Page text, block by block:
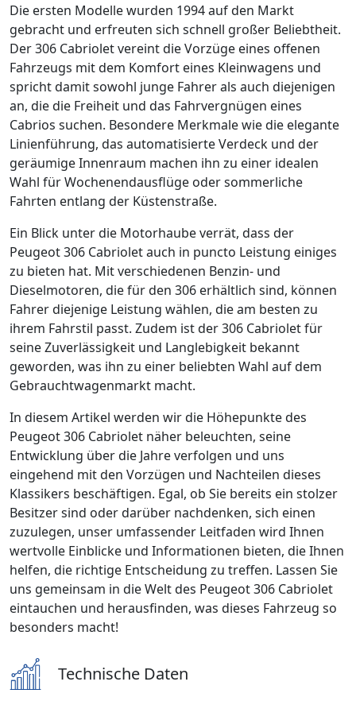
Die ersten Modelle wurden 1994 auf den Markt
gebracht und erfreuten sich schnell großer Beliebtheit.
Der 306 Cabriolet vereint die Vorzüge eines offenen
Fahrzeugs mit dem Komfort eines Kleinwagens und
spricht damit sowohl junge Fahrer als auch diejenigen
an, die die Freiheit und das Fahrvergnügen eines
Cabrios suchen. Besondere Merkmale wie die elegante
Linienführung, das automatisierte Verdeck und der
geräumige Innenraum machen ihn zu einer idealen
Wahl für Wochenendausflüge oder sommerliche
Fahrten entlang der Küstenstraße.
Ein Blick unter die Motorhaube verrät, dass der
Peugeot 306 Cabriolet auch in puncto Leistung einiges
zu bieten hat. Mit verschiedenen Benzin- und
Dieselmotoren, die für den 306 erhältlich sind, können
Fahrer diejenige Leistung wählen, die am besten zu
ihrem Fahrstil passt. Zudem ist der 306 Cabriolet für
seine Zuverlässigkeit und Langlebigkeit bekannt
geworden, was ihn zu einer beliebten Wahl auf dem
Gebrauchtwagenmarkt macht.
In diesem Artikel werden wir die Höhepunkte des
Peugeot 306 Cabriolet näher beleuchten, seine
Entwicklung über die Jahre verfolgen und uns
eingehend mit den Vorzügen und Nachteilen dieses
Klassikers beschäftigen. Egal, ob Sie bereits ein stolzer
Besitzer sind oder darüber nachdenken, sich einen
zuzulegen, unser umfassender Leitfaden wird Ihnen
wertvolle Einblicke und Informationen bieten, die Ihnen
helfen, die richtige Entscheidung zu treffen. Lassen Sie
uns gemeinsam in die Welt des Peugeot 306 Cabriolet
eintauchen und herausfinden, was dieses Fahrzeug so
besonders macht!
Technische Daten